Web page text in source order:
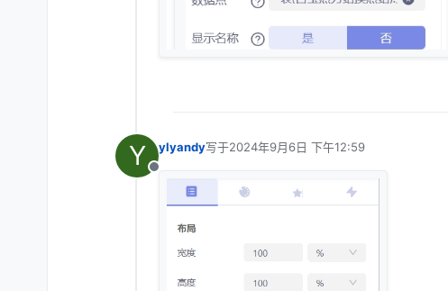
Y
离线
ylyandy写于2024年9月6日 下午12:59
最后由 编辑